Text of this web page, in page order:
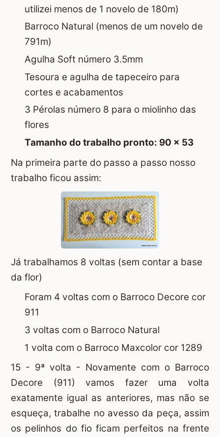
utilizei menos de 1 novelo de 180m)
Barroco Natural (menos de um novelo de
791m)
Agulha Soft número 3.5mm
Tesoura e agulha de tapeceiro para
cortes e acabamentos
3 Pérolas número 8 para o miolinho das
flores
Tamanho do trabalho pronto: 90 x 53
Na primeira parte do passo a passo nosso
trabalho ficou assim:
Já trabalhamos 8 voltas (sem contar a base
da flor)
Foram 4 voltas com o Barroco Decore cor
911
3 voltas com o Barroco Natural
1 volta com o Barroco Maxcolor cor 1289
15 - 9ª volta - Novamente com o Barroco
Decore (911) vamos fazer uma volta
exatamente igual as anteriores, mas não se
esqueça, trabalhe no avesso da peça, assim
os pelinhos do fio ficam perfeitos na frente